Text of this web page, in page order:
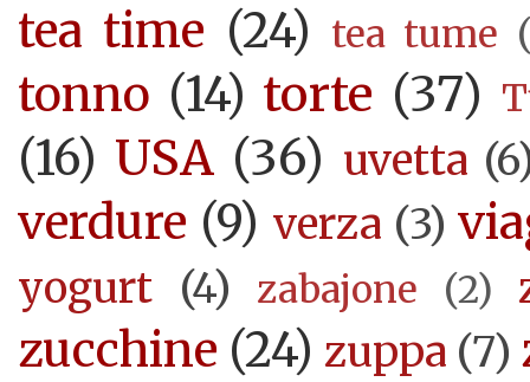
tea time (24) tea tume
tonno (14) torte (37)
(16) USA (36) uvetta
verdure (9) verza (3)
yogurt (4) zabajone (2)
zucchine (24) zuppa (7)